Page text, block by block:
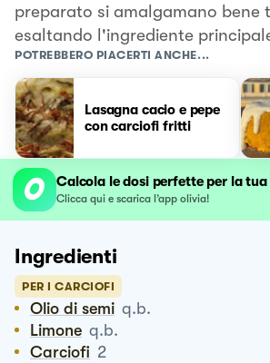
preparato si amalgamano bene
esaltando l'ingrediente
POTREBBERO PIACERTI ANCHE...
Lasagna cacio e pepe
con carciofi fritti
Calcola le dosi perfette per la
Clicca qui e scarica l’app olivia!
Ingredienti
PER I CARCIOFI
Olio di semi q.b.
Limone q.b.
Carciofi 2